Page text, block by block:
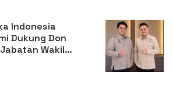
Indonesia
Dukung Don
Wakil
RI